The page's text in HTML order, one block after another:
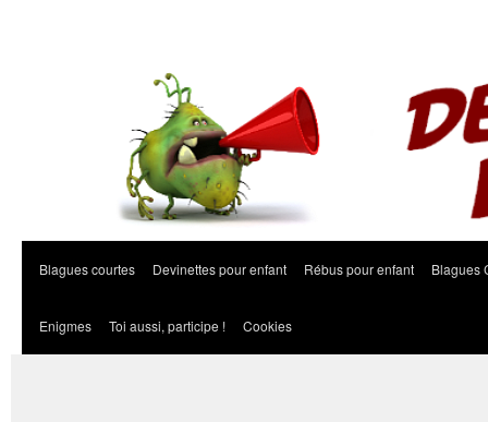
Blagues courtes Devinettes pour enfant Rébus pour enfant Blagues
Enigmes Toi aussi, participe ! Cookies